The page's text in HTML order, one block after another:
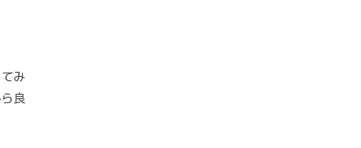
み
良